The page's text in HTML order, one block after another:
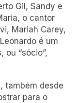
Gil, Sandy e
o cantor
Mariah Carey,
é um
ou “sócio”,
também desde
para o